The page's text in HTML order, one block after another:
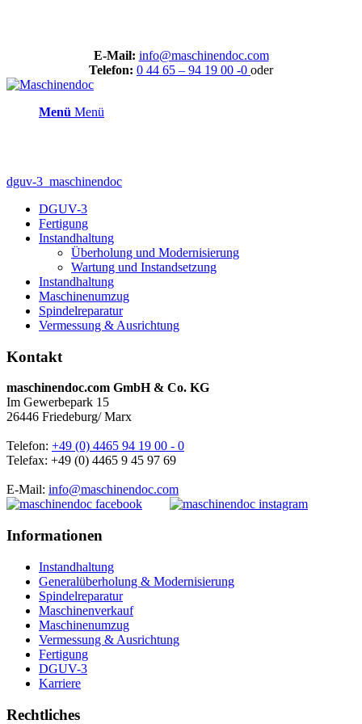
E-Mail: info@maschinendoc.com
Telefon: 0 44 65 – 94 19 00 -0 oder
Menü Menü
dguv-3_maschinendoc
DGUV-3
Fertigung
Instandhaltung
Überholung und Modernisierung
Wartung und Instandsetzung
Instandhaltung
Maschinenumzug
Spindelreparatur
Vermessung & Ausrichtung
Kontakt
maschinendoc.com GmbH & Co. KG
Im Gewerbepark 15
26446 Friedeburg/ Marx
Telefon: +49 (0) 4465 94 19 00 - 0
Telefax: +49 (0) 4465 9 45 97 69
E-Mail: info@maschinendoc.com
Informationen
Instandhaltung
Generalüberholung & Modernisierung
Spindelreparatur
Maschinenverkauf
Maschinenumzug
Vermessung & Ausrichtung
Fertigung
DGUV-3
Karriere
Rechtliches